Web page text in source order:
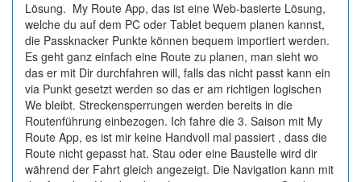
Lösung. My Route App, das ist eine Web-basierte Lösung,
welche du auf dem PC oder Tablet bequem planen kannst,
die Passknacker Punkte können bequem importiert werden.
Es geht ganz einfach eine Route zu planen, man sieht wo
das er mit Dir durchfahren will, falls das nicht passt kann ein
via Punkt gesetzt werden so das er am richtigen logischen
We bleibt. Streckensperrungen werden bereits in die
Routenführung einbezogen. Ich fahre die 3. Saison mit My
Route App, es ist mir keine Handvoll mal passiert , dass die
Route nicht gepasst hat. Stau oder eine Baustelle wird dir
während der Fahrt gleich angezeigt. Die Navigation kann mit